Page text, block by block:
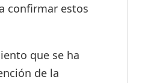
confirmar estos
que se ha
de la